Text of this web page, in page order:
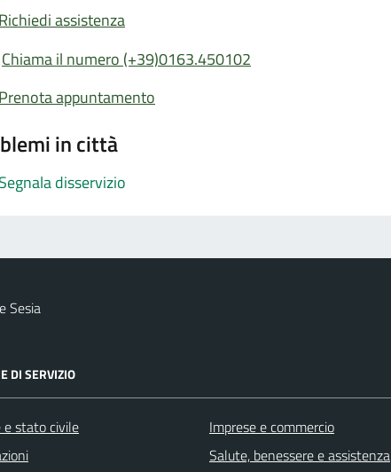
Richiedi assistenza
Chiama il numero (+39)0163.450102
Prenota appuntamento
in città
Segnala disservizio
Sesia
DI SERVIZIO
e stato civile
Imprese e commercio
Salute, benessere e assistenza